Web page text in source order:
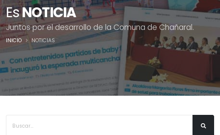
EsNOTICIA
Juntos por el desarrollo de la Comuna de Chañaral.
INICIO NOTICIAS